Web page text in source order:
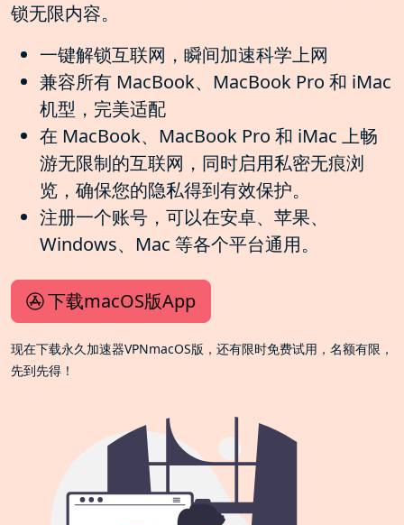
锁无限内容。
一键解锁互联网，瞬间加速科学上网
兼容所有 MacBook、MacBook Pro 和 iMac
机型，完美适配
在 MacBook、MacBook Pro 和 iMac 上畅
游无限制的互联网，同时启用私密无痕浏
览，确保您的隐私得到有效保护。
注册一个账号，可以在安卓、苹果、
Windows、Mac 等各个平台通用。
下载macOS版App
现在下载永久加速器VPNmacOS版，还有限时免费试用，名额有限，
先到先得！